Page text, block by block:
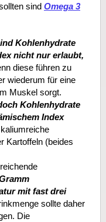
sind Omega 3
Kohlenhydrate
nicht nur erlaubt,
diese führen zu
wiederum für eine
Muskel sorgt.
Kohlenhydrate
Index
Kartoffeln (beides
mit fast drei
sollte daher
Die